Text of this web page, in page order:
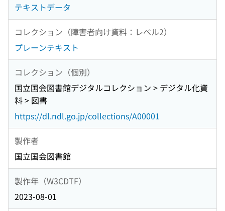
テキストデータ
コレクション（障害者向け資料：レベル2）
プレーンテキスト
コレクション（個別）
国立国会図書館デジタルコレクション > デジタル化資
料 > 図書
https://dl.ndl.go.jp/collections/A00001
製作者
国立国会図書館
製作年（W3CDTF）
2023-08-01